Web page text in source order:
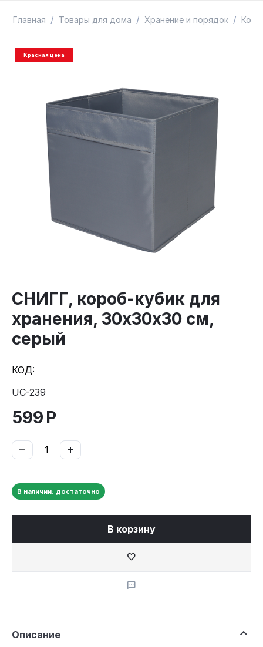
Главная / Товары для дома / Хранение и порядок /
Красная цена
СНИГГ, короб-кубик для
хранения, 30х30х30 см,
серый
КОД:
UC-239
599 Р
+
−
В наличии: достаточно
В корзину
Описание